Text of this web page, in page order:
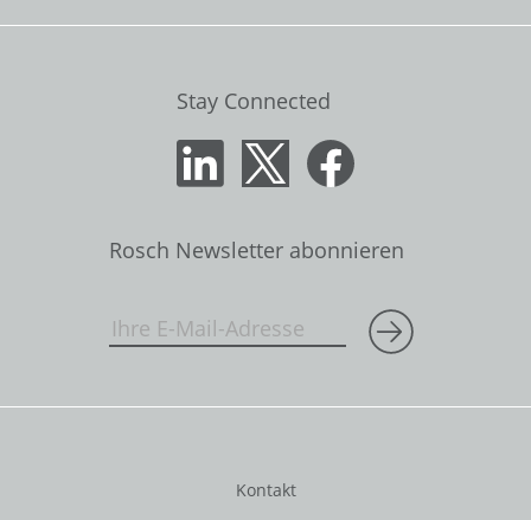
Stay Connected
Rosch Newsletter abonnieren
Kontakt